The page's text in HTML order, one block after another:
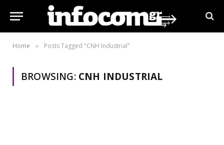
Home » Posts Tagged "CNH Industrial"
BROWSING: CNH INDUSTRIAL